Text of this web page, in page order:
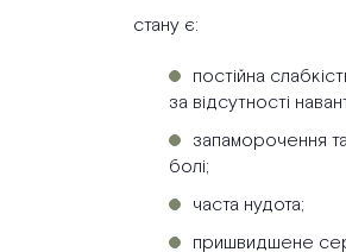
стану є:
постійна
за відсутності
запаморочення
болі;
часта нудота;
пришвидшене